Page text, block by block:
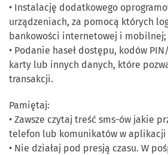
• Instalację dodatkowego
urządzeniach, za pomocą których
bankowości internetowej i mobilnej;
• Podanie haseł dostępu, kodów
karty lub innych danych, które
transakcji.
Pamiętaj:
• Zawsze czytaj treść sms-ów jakie
telefon lub komunikatów w
• Nie działaj pod presją czasu. W